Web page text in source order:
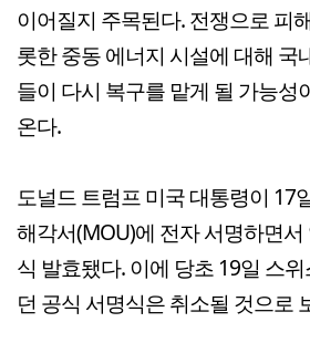
이어질지 주목된다. 전쟁으로 피
롯한 중동 에너지 시설에 대해 국
들이 다시 복구를 맡게 될 가능성
온다.
도널드 트럼프 미국 대통령이 17
해각서(MOU)에 전자 서명하면
식 발효됐다. 이에 당초 19일 스
던 공식 서명식은 취소될 것으로